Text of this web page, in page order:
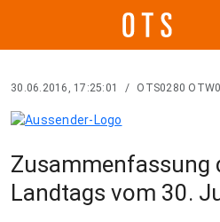
30.06.2016, 17:25:01 / OTS0280
Zusammenfassung
Landtags vom 30.